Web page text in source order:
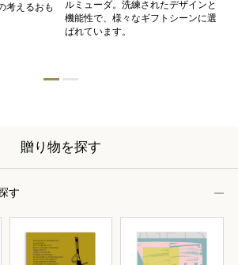
考えるおも
ルミューダ。洗練されたデザインと
機能性で、様々なギフトシーンに選
ばれています。
贈り物を探す
す